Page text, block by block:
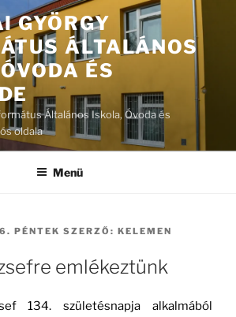
GYÖRGY
ÁLTALÁNOS
ÉS
Általános Iskola, Óvoda és
oldala
Menü
PÉNTEK SZERZŐ: KELEMEN
emlékeztünk
134. születésnapja alkalmából